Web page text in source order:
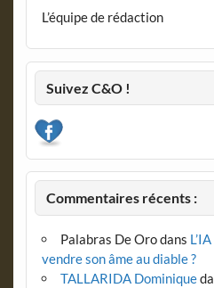
L’équipe de rédaction
Suivez C&O !
Commentaires récents :
Palabras De Orodans
vendre son âme au diable ?
TALLARIDA Dominique